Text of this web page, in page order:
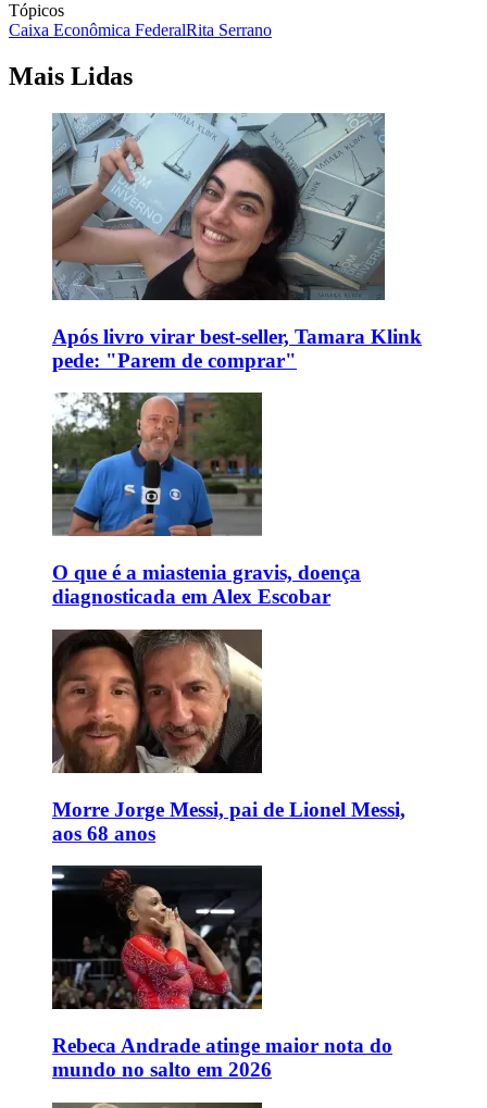
Tópicos
Caixa Econômica FederalRita Serrano
Mais Lidas
Após livro virar best-seller, Tamara Klink
pede: "Parem de comprar"
O que é a miastenia gravis, doença
diagnosticada em Alex Escobar
Morre Jorge Messi, pai de Lionel Messi,
aos 68 anos
Rebeca Andrade atinge maior nota do
mundo no salto em 2026